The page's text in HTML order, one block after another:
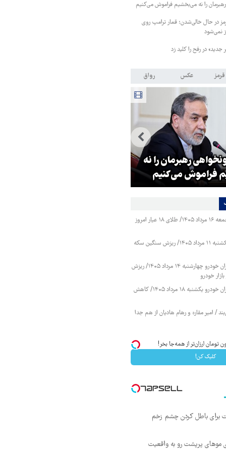
را نه می‌بخشیم فراموش می‌کنیم
در حال خالی‌شدن؛ قمار ترامپ روی
نمی‌شود
جدید» در رفح را کلید زد
عکس رواق
رهبرمان را نه
فراموش می‌کنیم
قیمت طلا و سکه جمعه ۱۶ مرداد ۱۴۰۵/ طلای ۱۸ عیار امروز
قیمت طلا و سکه یکشنبه ۱۱ مرداد ۱۴۰۵/ ریزش سنگین سکه
قیمت محصولات ایران خودرو چهارشنبه ۱۴ مرداد ۱۴۰۵/ ریزش
خودرو
قیمت محصولات ایران خودرو یکشنبه ۱۸ مرداد ۱۴۰۵/ کاهش
/ امیر مقاره و رهام هادیان از هم جدا
کلیک کن!
برای باطل کردن چشم زخم
موهای پرپشت رو به واقعیت